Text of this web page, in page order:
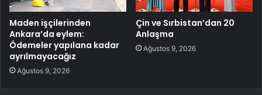
Maden işçilerinden
Ankara’da eylem:
Ödemeler yapılana kadar
ayrılmayacağız
Ağustos 9, 2026
Çin ve Sırbistan’dan 20
Anlaşma
Ağustos 9, 2026